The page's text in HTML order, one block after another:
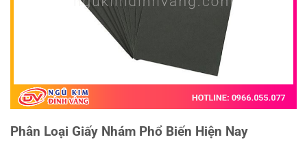
Phân Loại Giấy Nhám Phổ Biến Hiện Nay